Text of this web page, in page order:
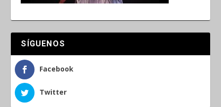
SÍGUENOS
Facebook
Twitter